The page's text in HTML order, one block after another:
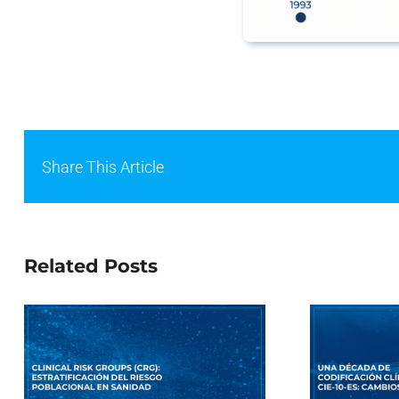
Share This Article
Related Posts